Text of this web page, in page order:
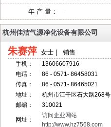
年 产 量： -
杭州佳洁气源净化设备有限公司
朱赛萍 女士 | 销售
手机：
13606607916
电话：
86 - 0571- 86458031
传真：
86 - 0571- 86465021
地址：
杭州市江干区石大路268号
邮编：
310021
网址：
访问企业网站
http://www.hz7568.com